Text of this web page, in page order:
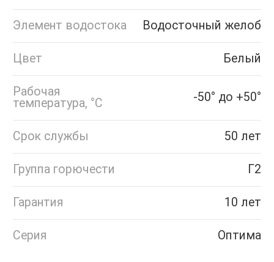
Элемент водостока Водосточный желоб
Цвет Белый
Рабочая
температура, °C
-50° до +50°
Срок службы 50 лет
Группа горючести Г2
Гарантия 10 лет
Серия Оптима